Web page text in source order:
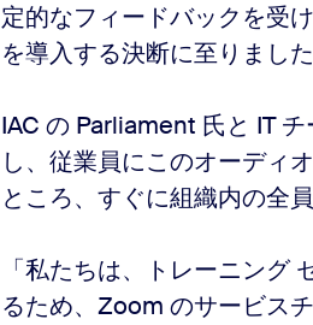
定的なフィードバックを受
を導入する決断に至りました
IAC の Parliament 氏と IT
し、従業員にこのオーディ
ところ、すぐに組織内の全
「私たちは、トレーニング
るため、Zoom のサービス